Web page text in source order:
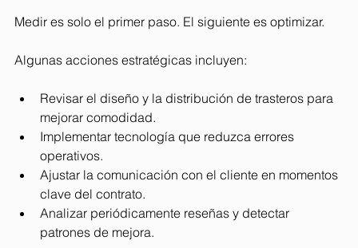
Medir es solo el primer paso. El siguiente es optimizar.
Algunas acciones estratégicas incluyen:
Revisar el diseño y la distribución de trasteros para
mejorar comodidad.
Implementar tecnología que reduzca errores
operativos.
Ajustar la comunicación con el cliente en momentos
clave del contrato.
Analizar periódicamente reseñas y detectar
patrones de mejora.